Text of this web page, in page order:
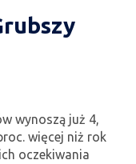
wynoszą już 4,
więcej niż rok
oczekiwania